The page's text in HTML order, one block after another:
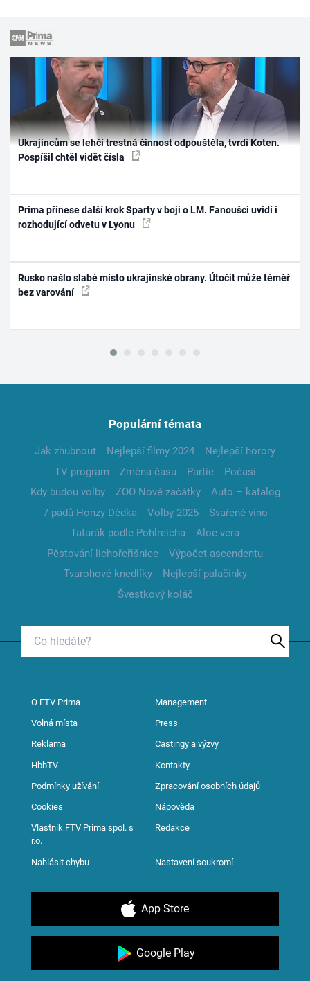
Ukrajincům se lehčí trestná činnost odpouštěla, tvrdí Koten.
Pospíšil chtěl vidět čísla
Prima přinese další krok Sparty v boji o LM. Fanoušci uvidí i
rozhodující odvetu v Lyonu
Rusko našlo slabé místo ukrajinské obrany. Útočit může téměř
bez varování
Populární témata
Jak zhubnout Nejlepší filmy 2024
Nejlepší horory
TV program
Změna času Partie
Počasí
Kdy budou volby
ZOO Nové začátky
Auto – katalog
7 pádů Honzy Dědka
Volby 2025
Svařené víno
Tatarák podle Pohlreicha
Aloe vera
Pěstování lichořeřišnice
Výpočet ascendentu
Tvarohové knedlíky
Nejlepší palačinky
Švestkový koláč
O FTV Prima Management
Volná místa Press
Reklama Castingy a výzvy
HbbTV Kontakty
Podmínky užívání Zpracování osobních údajů
Cookies Nápověda
Vlastník FTV Prima spol. s
r.o.
Redakce
Nahlásit chybu Nastavení soukromí
App Store
Google Play